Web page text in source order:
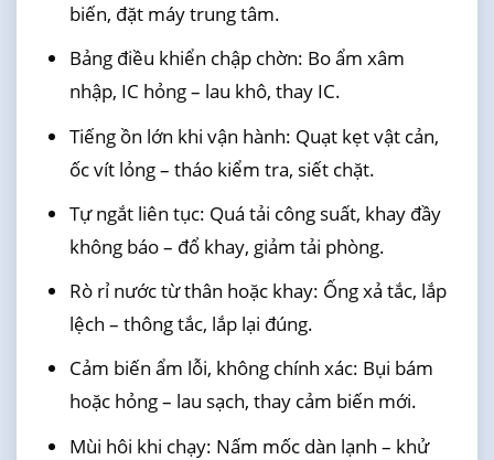
biến, đặt máy trung tâm.
Bảng điều khiển chập chờn: Bo ẩm xâm
nhập, IC hỏng – lau khô, thay IC.
Tiếng ồn lớn khi vận hành: Quạt kẹt vật cản,
ốc vít lỏng – tháo kiểm tra, siết chặt.
Tự ngắt liên tục: Quá tải công suất, khay đầy
không báo – đổ khay, giảm tải phòng.
Rò rỉ nước từ thân hoặc khay: Ống xả tắc, lắp
lệch – thông tắc, lắp lại đúng.
Cảm biến ẩm lỗi, không chính xác: Bụi bám
hoặc hỏng – lau sạch, thay cảm biến mới.
Mùi hôi khi chạy: Nấm mốc dàn lạnh – khử